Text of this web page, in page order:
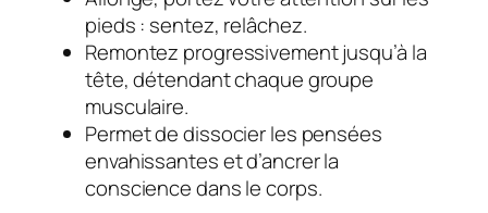
pieds : sentez, relâchez.
Remontez progressivement jusqu’à la
tête, détendant chaque groupe
musculaire.
Permet de dissocier les pensées
envahissantes et d’ancrer la
conscience dans le corps.